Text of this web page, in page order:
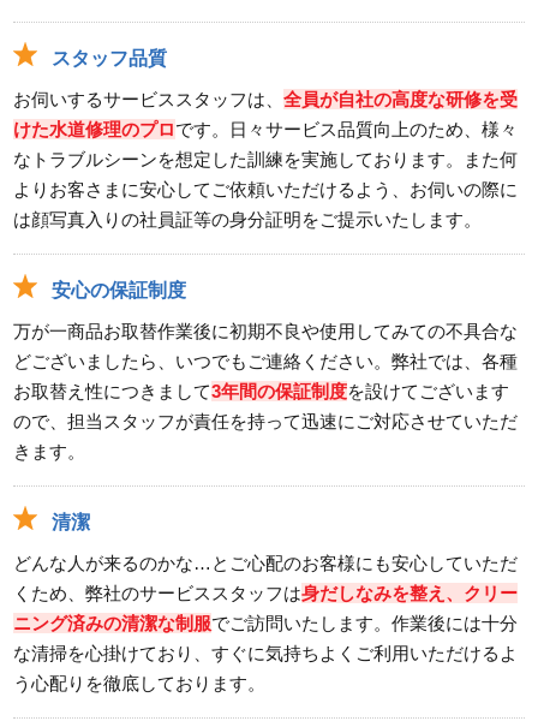
スタッフ品質
お伺いするサービススタッフは、全員が自社の高度な研修を受
けた水道修理のプロです。日々サービス品質向上のため、様々
なトラブルシーンを想定した訓練を実施しております。また何
よりお客さまに安心してご依頼いただけるよう、お伺いの際に
は顔写真入りの社員証等の身分証明をご提示いたします。
安心の保証制度
万が一商品お取替作業後に初期不良や使用してみての不具合な
どございましたら、いつでもご連絡ください。弊社では、各種
お取替え性につきまして3年間の保証制度を設けてございます
ので、担当スタッフが責任を持って迅速にご対応させていただ
きます。
清潔
どんな人が来るのかな…とご心配のお客様にも安心していただ
くため、弊社のサービススタッフは身だしなみを整え、クリー
ニング済みの清潔な制服でご訪問いたします。作業後には十分
な清掃を心掛けており、すぐに気持ちよくご利用いただけるよ
う心配りを徹底しております。